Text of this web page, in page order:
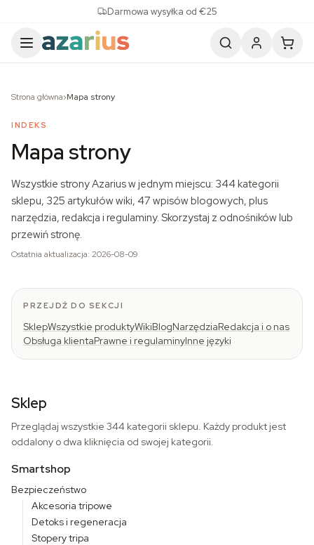
Darmowa wysyłka od €25
Strona główna›Mapa strony
INDEKS
Mapa strony
Wszystkie strony Azarius w jednym miejscu: 344 kategorii
sklepu, 325 artykułów wiki, 47 wpisów blogowych, plus
narzędzia, redakcja i regulaminy. Skorzystaj z odnośników lub
przewiń stronę.
Ostatnia aktualizacja: 2026-08-09
PRZEJDŹ DO SEKCJI
SklepWszystkie produktyWikiBlogNarzędziaRedakcja i o nas
Obsługa klientaPrawne i regulaminyInne języki
Sklep
Przeglądaj wszystkie 344 kategorii sklepu. Każdy produkt jest
oddalony o dwa kliknięcia od swojej kategorii.
Smartshop
Bezpieczeństwo
Akcesoria tripowe
Detoks i regeneracja
Stopery tripa